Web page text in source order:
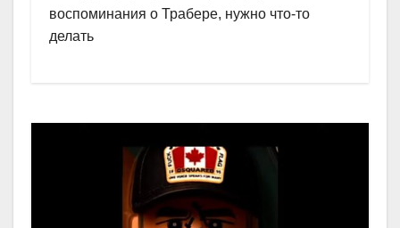
воспоминания о Трабере, нужно что-то
делать